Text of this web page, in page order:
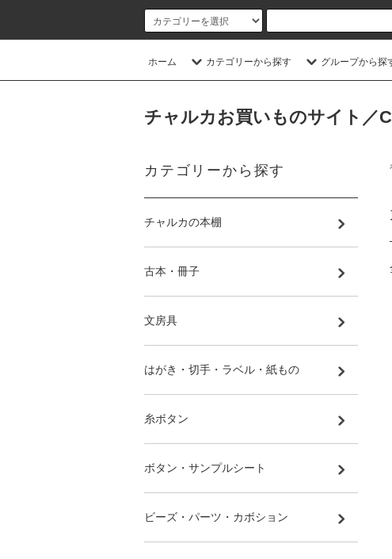
ホーム カテゴリーから探す グループから探
チャルカお買いものサイト／
カテゴリーから探す
チャルカの本棚
古本・冊子
文房具
はがき・切手・ラベル・紙もの
糸ボタン
ボタン・サンプルシート
ビーズ・パーツ・カボション